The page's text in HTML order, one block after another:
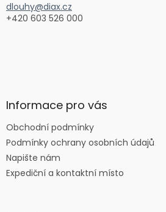
dlouhy@diax.cz
+420 603 526 000
Informace pro vás
Obchodní podmínky
Podmínky ochrany osobních údajů
Napište nám
Expediční a kontaktní místo